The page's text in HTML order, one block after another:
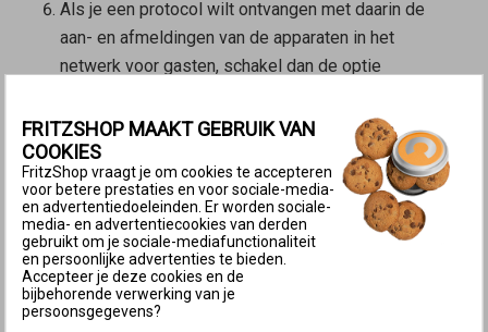
Als je een protocol wilt ontvangen met daarin de
aan- en afmeldingen van de apparaten in het
netwerk voor gasten, schakel dan de optie
Als je de gebruikers van de toegang voor gasten
een captiveportal wilt laten zien, schakel dan de
optie ‘Captive portal weergeven’
(‘Voorschakelpagina weergeven’) in en stel deze
naar behoefte in.
Als de toegang voor gasten niet permanent
ingeschakeld moet zijn, stel dan in na hoeveel tijd
de toegang voor gasten automatisch moet worden
FRITZSHOP MAAKT GEBRUIK VAN
COOKIES
FritzShop vraagt je om cookies te accepteren
voor betere prestaties en voor sociale-media-
en advertentiedoeleinden. Er worden sociale-
media- en advertentiecookies van derden
gebruikt om je sociale-mediafunctionaliteit
en persoonlijke advertenties te bieden.
Accepteer je deze cookies en de
bijbehorende verwerking van je
persoonsgegevens?